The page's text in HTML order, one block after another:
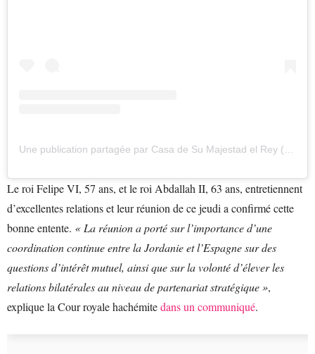
Le roi Felipe VI, 57 ans, et le roi Abdallah II, 63 ans, entretiennent
d’excellentes relations et leur réunion de ce jeudi a confirmé cette
bonne entente. « La réunion a porté sur l’importance d’une
coordination continue entre la Jordanie et l’Espagne sur des
questions d’intérêt mutuel, ainsi que sur la volonté d’élever les
relations bilatérales au niveau de partenariat stratégique »,
explique la Cour royale hachémitedans un communiqué.